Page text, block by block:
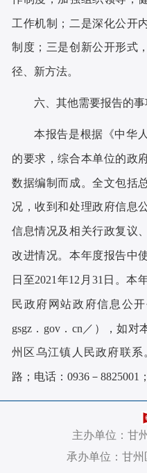
工作机制；二是深化公开
制度；三是创新公开形式
径、新方法。
六、其他需要报告的事
本报告是根据《中华
的要求，综合本单位的政
数据编制而成。全文包括
况，收到和处理政府信息
信息情况及相关行政复议
改进情况。本年度报告中
日至2021年12月31日。本
民政府网站政府信息公
gsgz ．gov．cn／），如
州区乌江镇人民政府联系
路 ；电话：0936－8825001
主办单位：甘
承办单位：甘